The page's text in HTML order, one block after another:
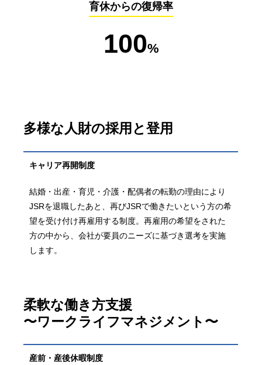
育休からの復帰率
100%
多様な人財の採用と登用
キャリア再開制度
結婚・出産・育児・介護・配偶者の転勤の理由により
JSRを退職したあと、再びJSRで働きたいという方の希
望を受け付け再雇用する制度。再雇用の希望をされた
方の中から、会社が要員のニーズに基づき選考を実施
します。
柔軟な働き方支援
〜ワークライフマネジメント〜
産前・産後休暇制度